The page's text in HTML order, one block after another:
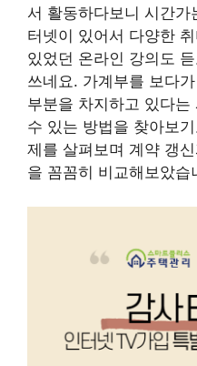
서 활동하다보니 시간
터넷이 있어서 다양한
있었던 온라인 강의도
쓰네요. 가계부를 보다
부분을 차지하고 있다
수 있는 방법을 찾아보
제를 살펴보며 계약 갱
을 꼼꼼히 비교해보았습